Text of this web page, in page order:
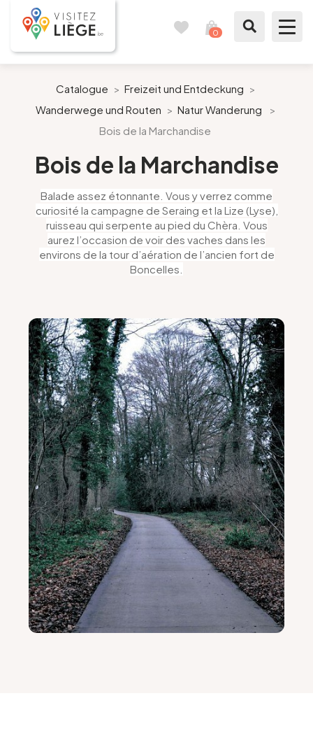
0
Wie ein Bürger von Lüttich
Meinen Aufenthalt vorbereiten
Unsere Vorschläge
Stadt Lüttich
Folgen Sie uns
Gruppen und Reiseveranstalter
EN NL DE
Catalogue > Freizeit und Entdeckung >
Wanderwege und Routen > Natur Wanderung
>
Bois de la Marchandise
Bois de la Marchandise
Balade assez étonnante. Vous y verrez comme
curiosité la campagne de Seraing et la Lize (Lyse),
ruisseau qui serpente au pied du Chèra. Vous
aurez l’occasion de voir des vaches dans les
environs de la tour d’aération de l’ancien fort de
Boncelles.